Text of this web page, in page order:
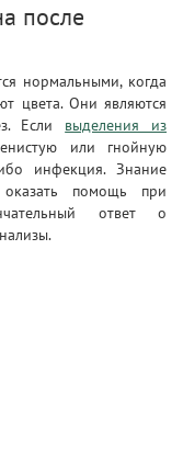
после
нормальными, когда
цвета. Они являются
Если выделения из
или гнойную
инфекция. Знание
оказать помощь при
ответ о